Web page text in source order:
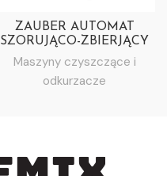
ZAUBER AUTOMAT
SZORUJĄCO-ZBIERJĄCY
Maszyny czyszczące i
odkurzacze